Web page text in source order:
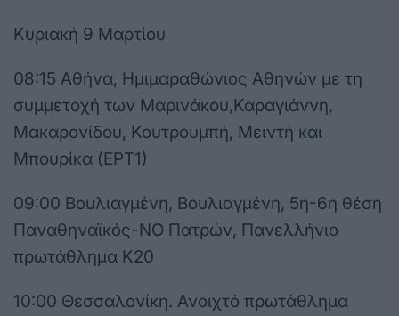
Κυριακή 9 Μαρτίου
08:15 Αθήνα, Ημιμαραθώνιος Αθηνών με τη
συμμετοχή των Μαρινάκου,Καραγιάννη,
Μακαρονίδου, Κουτρουμπή, Μειντή και
Μπουρίκα (ΕΡΤ1)
09:00 Βουλιαγμένη, Βουλιαγμένη, 5η-6η θέση
Παναθηναϊκός-ΝΟ Πατρών, Πανελλήνιο
πρωτάθλημα Κ20
10:00 Θεσσαλονίκη. Ανοιχτό πρωτάθλημα